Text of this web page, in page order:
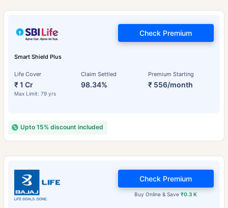
Smart Shield Plus
Life Cover
₹ 1 Cr
Max Limit: 79 yrs
Claim Settled
98.34%
Premium Starting
₹ 556/month
Check Premium
Upto 15% discount included
Buy Online & Save₹0.3 K
Check Premium